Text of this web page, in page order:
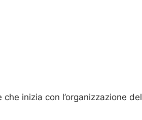
inizia con l’organizzazione del